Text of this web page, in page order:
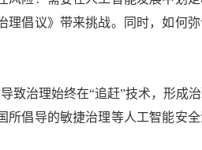
倡议》带来挑战。同时，如何
治理始终在“追赶”技术，形成治
倡导的敏捷治理等人工智能安